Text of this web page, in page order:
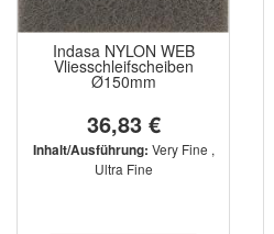
Indasa NYLON WEB
Vliesschleifscheiben
Ø150mm
36,83 €
Inhalt/Ausführung: Very Fine ,
Ultra Fine